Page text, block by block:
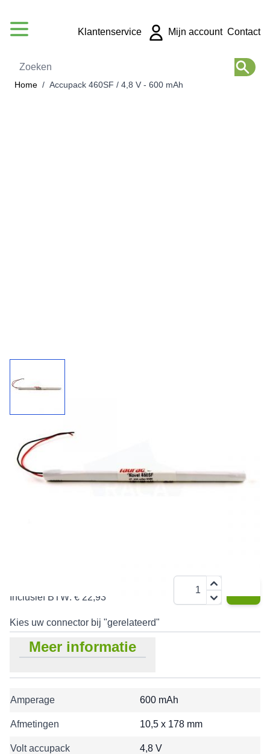
Zoeken
Klantenservice Mijn account Contact
Home / Accupack 460SF / 4,8 V - 600 mAh
Accupack 460SF / 4,8 V - 600 mAh
Kies uw connector bij "'meer informatie"
Inclusief BTW: € 22,93
Kies uw connector bij "gerelateerd"
Meer informatie
Amperage 600 mAh
Afmetingen 10,5 x 178 mm
Volt accupack 4,8 V